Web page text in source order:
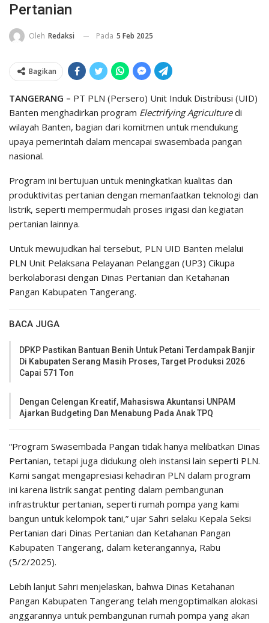
Pertanian
Oleh Redaksi Pada 5 Feb 2025
Bagikan
TANGERANG – PT PLN (Persero) Unit Induk Distribusi (UID)
Banten menghadirkan program Electrifying Agriculturedi
wilayah Banten, bagian dari komitmen untuk mendukung
upaya pemerintah dalam mencapai swasembada pangan
nasional.
Program ini bertujuan untuk meningkatkan kualitas dan
produktivitas pertanian dengan memanfaatkan teknologi dan
listrik, seperti mempermudah proses irigasi dan kegiatan
pertanian lainnya.
Untuk mewujudkan hal tersebut, PLN UID Banten melalui
PLN Unit Pelaksana Pelayanan Pelanggan (UP3) Cikupa
berkolaborasi dengan Dinas Pertanian dan Ketahanan
Pangan Kabupaten Tangerang.
BACA JUGA
DPKP Pastikan Bantuan Benih Untuk Petani Terdampak Banjir
Di Kabupaten Serang Masih Proses, Target Produksi 2026
Capai 571 Ton
Dengan Celengan Kreatif, Mahasiswa Akuntansi UNPAM
Ajarkan Budgeting Dan Menabung Pada Anak TPQ
“Program Swasembada Pangan tidak hanya melibatkan Dinas
Pertanian, tetapi juga didukung oleh instansi lain seperti PLN.
Kami sangat mengapresiasi kehadiran PLN dalam program
ini karena listrik sangat penting dalam pembangunan
infrastruktur pertanian, seperti rumah pompa yang kami
bangun untuk kelompok tani,” ujar Sahri selaku Kepala Seksi
Pertanian dari Dinas Pertanian dan Ketahanan Pangan
Kabupaten Tangerang, dalam keterangannya, Rabu
(5/2/2025).
Lebih lanjut Sahri menjelaskan, bahwa Dinas Ketahanan
Pangan Kabupaten Tangerang telah mengoptimalkan alokasi
anggarannya untuk pembangunan rumah pompa yang akan